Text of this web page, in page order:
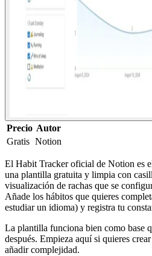
Precio Autor
Gratis Notion
El Habit Tracker oficial de Notion es
una plantilla gratuita y limpia con
visualización de rachas que se
Añade los hábitos que quieres
estudiar un idioma) y registra tu
La plantilla funciona bien como base
después. Empieza aquí si quieres
añadir complejidad.